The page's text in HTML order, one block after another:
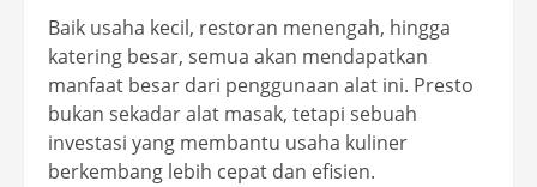
Baik usaha kecil, restoran menengah, hingga
katering besar, semua akan mendapatkan
manfaat besar dari penggunaan alat ini. Presto
bukan sekadar alat masak, tetapi sebuah
investasi yang membantu usaha kuliner
berkembang lebih cepat dan efisien.